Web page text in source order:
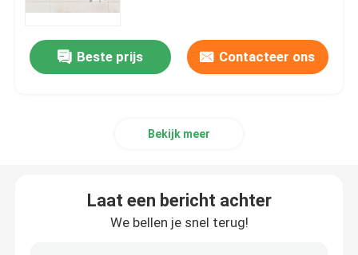
Beste prijs Contacteer ons
Bekijk meer
Laat een bericht achter
We bellen je snel terug!